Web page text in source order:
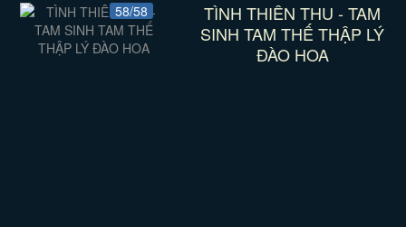
58/58
TÌNH THIÊN THU - TAM
SINH TAM THẾ THẬP LÝ
ĐÀO HOA